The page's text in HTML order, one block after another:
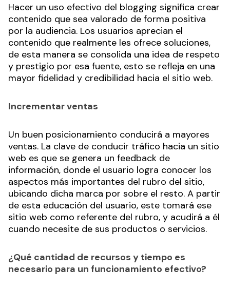
Hacer un uso efectivo del blogging significa crear
contenido que sea valorado de forma positiva
por la audiencia. Los usuarios aprecian el
contenido que realmente les ofrece soluciones,
de esta manera se consolida una idea de respeto
y prestigio por esa fuente, esto se refleja en una
mayor fidelidad y credibilidad hacia el sitio web.
Incrementar ventas
Un buen posicionamiento conducirá a mayores
ventas. La clave de conducir tráfico hacia un sitio
web es que se genera un feedback de
información, donde el usuario logra conocer los
aspectos más importantes del rubro del sitio,
ubicando dicha marca por sobre el resto. A partir
de esta educación del usuario, este tomará ese
sitio web como referente del rubro, y acudirá a él
cuando necesite de sus productos o servicios.
¿Qué cantidad de recursos y tiempo es
necesario para un funcionamiento efectivo?